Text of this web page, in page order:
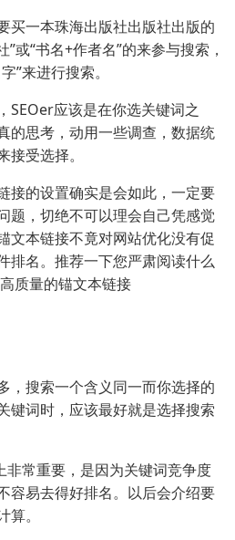
买一本珠海出版社出版社出版的
或“书名+作者名”的来参与搜索，
”来进行搜索。
SEOer应该是在你选关键词之
的思考，动用一些调查，数据统
受选择。
接的设置确实是会如此，一定要
题，切绝不可以理会自己凭感觉
文本链接不竟对网站优化没有促
排名。推荐一下您严肃阅读什么
质量的锚文本链接
，搜索一个含义同一而你选择的
键词时，应该最好就是选择搜索
非常重要，是因为关键词竞争度
容易去得好排名。以后会介绍要
。